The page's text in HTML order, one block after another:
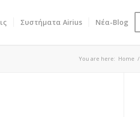
Συστήματα Airius Νέα-Blog
You are here: Home /